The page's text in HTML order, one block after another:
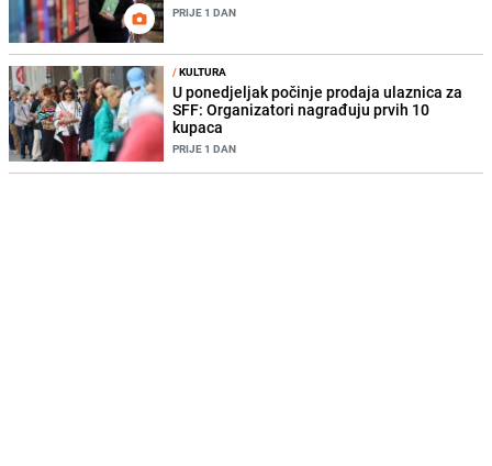
PRIJE 1 DAN
/KULTURA
U ponedjeljak počinje prodaja ulaznica za
SFF: Organizatori nagrađuju prvih 10
kupaca
PRIJE 1 DAN